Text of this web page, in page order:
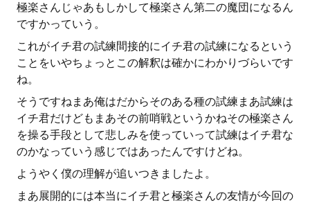
極楽さんじゃあもしかして極楽さん第二の魔団になるん
ですかっていう。
これがイチ君の試練間接的にイチ君の試練になるという
ことをいやちょっとこの解釈は確かにわかりづらいです
ね。
そうですねまあ俺はだからそのある種の試練まあ試練は
イチ君だけどもまあその前哨戦というかねその極楽さん
を操る手段として悲しみを使っていって試練はイチ君な
のかなっていう感じではあったんですけどね。
ようやく僕の理解が追いつきましたよ。
まあ展開的には本当にイチ君と極楽さんの友情が今回の